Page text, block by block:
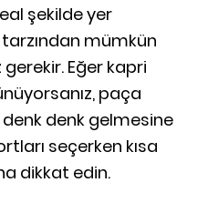
şekilde yer
mümkün
Eğer kapri
paça
denk denk gelmesine
seçerken kısa
dikkat edin.